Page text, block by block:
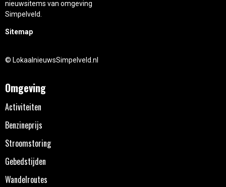
nieuwsitems van omgeving
Simpelveld.
Sitemap
© LokaalnieuwsSimpelveld.nl
Omgeving
Activiteiten
Benzineprijs
Stroomstoring
Gebedstijden
Wandelroutes